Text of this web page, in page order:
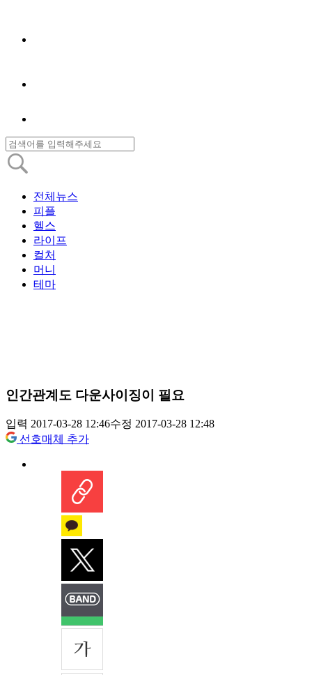
전체뉴스
피플
헬스
라이프
컬처
머니
테마
인간관계도 다운사이징이 필요
입력 2017-03-28 12:46수정 2017-03-28 12:48
선호매체 추가